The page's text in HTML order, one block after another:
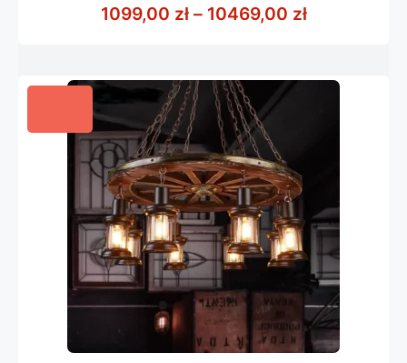
5
1099,00 zł – 10469,00 złZakres